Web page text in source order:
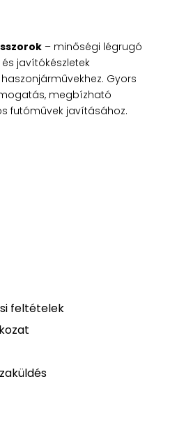
– minőségi légrugó
és javítókészletek
Gyors
megbízható
futóművek javításához.
feltételek